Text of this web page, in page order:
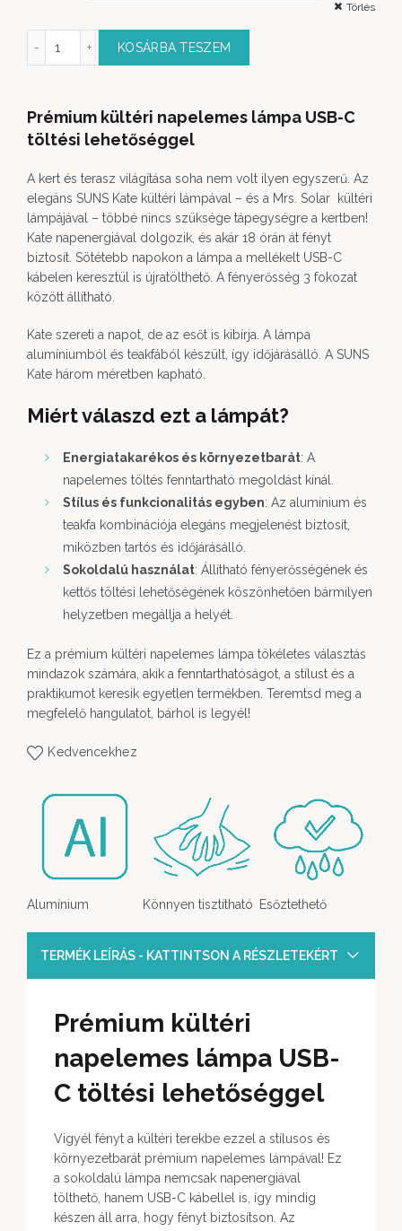
Törlés
napelemes kültéri lámpa mennyiség
KOSÁRBA TESZEM
Prémium kültéri napelemes lámpa USB-C
töltési lehetőséggel
A kert és terasz világítása soha nem volt ilyen egyszerű. Az
elegáns SUNS Kate kültéri lámpával – és a Mrs. Solar kültéri
lámpájával – többé nincs szüksége tápegységre a kertben!
Kate napenergiával dolgozik, és akár 18 órán át fényt
biztosít. Sötétebb napokon a lámpa a mellékelt USB-C
kábelen keresztül is újratölthető. A fényerősség 3 fokozat
között állítható.
Kate szereti a napot, de az esőt is kibírja. A lámpa
alumíniumból és teakfából készült, így időjárásálló. A SUNS
Kate három méretben kapható.
Miért válaszd ezt a lámpát?
Energiatakarékos és környezetbarát: A
napelemes töltés fenntartható megoldást kínál.
Stílus és funkcionalitás egyben: Az alumínium és
teakfa kombinációja elegáns megjelenést biztosít,
miközben tartós és időjárásálló.
Sokoldalú használat: Állítható fényerősségének és
kettős töltési lehetőségének köszönhetően bármilyen
helyzetben megállja a helyét.
Ez a prémium kültéri napelemes lámpa tökéletes választás
mindazok számára, akik a fenntarthatóságot, a stílust és a
praktikumot keresik egyetlen termékben. Teremtsd meg a
megfelelő hangulatot, bárhol is legyél!
Kedvencekhez
Alumínium Könnyen tisztítható Esőztethető
TERMÉK LEÍRÁS - KATTINTSON A RÉSZLETEKÉRT
Prémium kültéri
napelemes lámpa USB-
C töltési lehetőséggel
Vigyél fényt a kültéri terekbe ezzel a stílusos és
környezetbarát prémium napelemes lámpával! Ez
a sokoldalú lámpa nemcsak napenergiával
tölthető, hanem USB-C kábellel is, így mindig
készen áll arra, hogy fényt biztosítson. Az